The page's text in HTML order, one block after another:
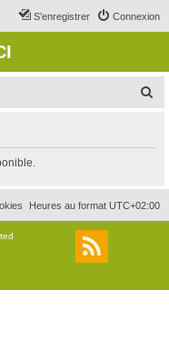
Connexion
S’enregistrer
r
c
r
Heures au format UTC+02:00